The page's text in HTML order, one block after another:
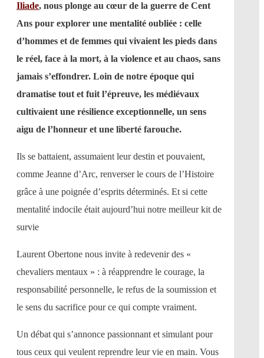
Iliade, nous plonge au cœur de la guerre de Cent
Ans pour explorer une mentalité oubliée : celle
d’hommes et de femmes qui vivaient les pieds dans
le réel, face à la mort, à la violence et au chaos, sans
jamais s’effondrer. Loin de notre époque qui
dramatise tout et fuit l’épreuve, les médiévaux
cultivaient une résilience exceptionnelle, un sens
aigu de l’honneur et une liberté farouche.
Ils se battaient, assumaient leur destin et pouvaient,
comme Jeanne d’Arc, renverser le cours de l’Histoire
grâce à une poignée d’esprits déterminés. Et si cette
mentalité indocile était aujourd’hui notre meilleur kit de
survie
Laurent Obertone nous invite à redevenir des «
chevaliers mentaux » : à réapprendre le courage, la
responsabilité personnelle, le refus de la soumission et
le sens du sacrifice pour ce qui compte vraiment.
Un débat qui s’annonce passionnant et simulant pour
tous ceux qui veulent reprendre leur vie en main. Vous